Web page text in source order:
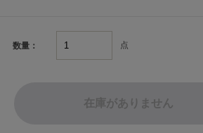
数量： 点
在庫がありません